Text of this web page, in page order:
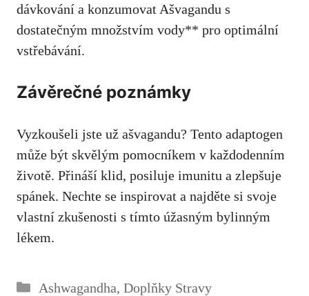
⁢dávkování a konzumovat Ašvagandu s
dostatečným množstvím vody** ⁣pro optimální
vstřebávání.⁤
Závěrečné poznámky
Vyzkoušeli jste ‍už ašvagandu? Tento adaptogen
může‌ být skvělým‌ pomocníkem v každodenním
životě. Přináší klid, ⁣posiluje imunitu⁤ a zlepšuje
spánek. Nechte se inspirovat a najděte si svoje
vlastní zkušenosti s tímto úžasným bylinným
lékem.
Rubriky
Ashwagandha, Doplňky Stravy